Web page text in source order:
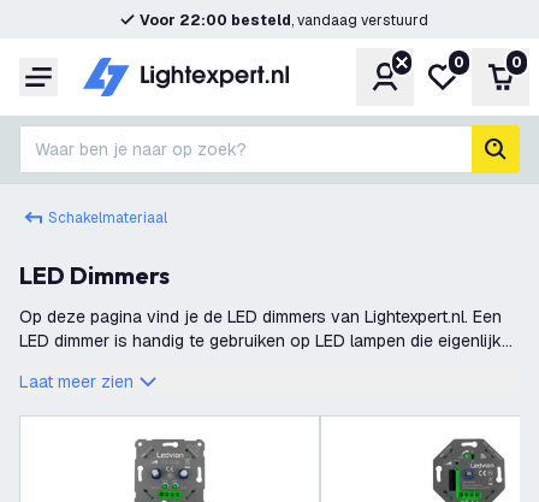
Voor 22:00 besteld, vandaag verstuurd
Menu Account
Mijn
0 0
Waar ben je naar op zoek?
Schakelmateriaal
LED Dimmers
Op deze pagina vind je de LED dimmers van Lightexpert.nl. Een
LED dimmer is handig te gebruiken op LED lampen die eigenlijk
kun je bijna
Laat meer zien